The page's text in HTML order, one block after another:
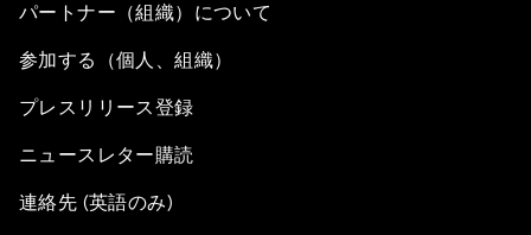
Plastic Pollution: An End in Sight?
Close Encounters with Jane Goodall and Skye
パートナー（組織）について
参加する（個人、組織）
プレスリリース登録
ニュースレター購読
連絡先 (英語のみ)